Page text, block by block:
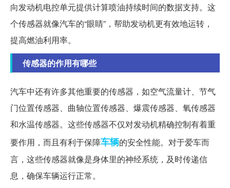
向发动机电控单元提供计算喷油持续时间的数据支持。这
个传感器就像汽车的“眼睛”，帮助发动机更有效地运转，
提高燃油利用率。
传感器的作用有哪些
汽车中还有许多其他重要的传感器，如空气流量计、节气
门位置传感器、曲轴位置传感器、爆震传感器、氧传感器
和水温传感器。这些传感器不仅对发动机精确控制有着重
要作用，而且有利于保障车辆的安全性能。对于爱车而
言，这些传感器就像是身体里的神经系统，及时传递信
息，确保车辆运行正常。